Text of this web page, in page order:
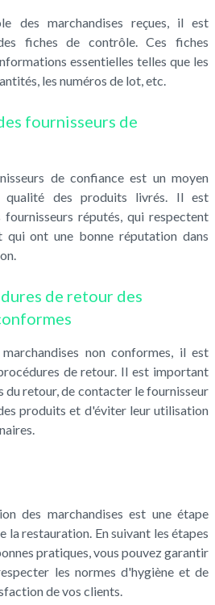
des marchandises reçues, il est
fiches de contrôle. Ces fiches
essentielles telles que les
les numéros de lot, etc.
fournisseurs de
de confiance est un moyen
des produits livrés. Il est
réputés, qui respectent
qui ont une bonne réputation dans
de retour des
non conformes, il est
de retour. Il est important
du retour, de contacter le fournisseur
produits et d'éviter leur utilisation
des marchandises est une étape
la restauration. En suivant les étapes
pratiques, vous pouvez garantir
les normes d'hygiène et de
de vos clients.